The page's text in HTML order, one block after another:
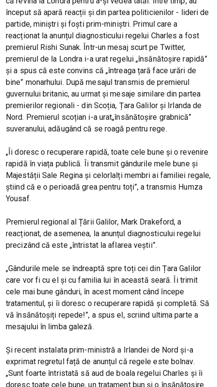
început să apară reacții și din partea politicienilor - lideri de
partide, miniștri și foști prim-miniștri. Primul care a
reacționat la anunțul diagnosticului regelui Charles a fost
premierul Rishi Sunak. Într-un mesaj scurt pe Twitter,
premierul de la Londra i-a urat regelui „însănătoșire rapidă”
și a spus că este convins că „întreaga țară face urări de
bine” monarhului. După mesajul transmis de premierul
guvernului britanic, au urmat și mesaje similare din partea
premierilor regionali - din Scoția, Țara Galilor și Irlanda de
Nord. Premierul scoțian i-a urat„însănătoșire grabnică”
suveranului, adăugând că se roagă pentru rege.
„Îi doresc o recuperare rapidă, toate cele bune și o revenire
rapidă în viața publică. Îi transmit gândurile mele bune și
Majestății Sale Regina și celorlalți membri ai familiei regale,
știind că e o perioadă grea pentru toți”, a transmis Humza
Yousaf.
Premierul regional al Țării Galilor, Mark Drakeford, a
reacționat, de asemenea, la anunțul diagnosticului regelui
precizând că este „întristat la aflarea veștii”.
„Gândurile mele se îndreaptă spre toți cei din Țara Galilor
care vor fi cu el și cu familia lui în această seară. Îi trimit
cele mai bune gânduri, în acest moment când începe
tratamentul, și îi doresc o recuperare rapidă și completă. Să
vă însănătoșiți repede!”, a spus el, scriind ultima parte a
mesajului în limba galeză.
Și recent instalata prim-ministră a Irlandei de Nord și-a
exprimat regretul față de anunțul că regele este bolnav.
„Sunt foarte întristată să aud de boala regelui Charles și îi
doresc toate cele bune, un tratament bun și o însănătoșire